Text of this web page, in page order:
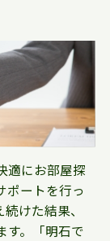
適にお部屋探
ポートを行っ
けた結果、
す。「明石で